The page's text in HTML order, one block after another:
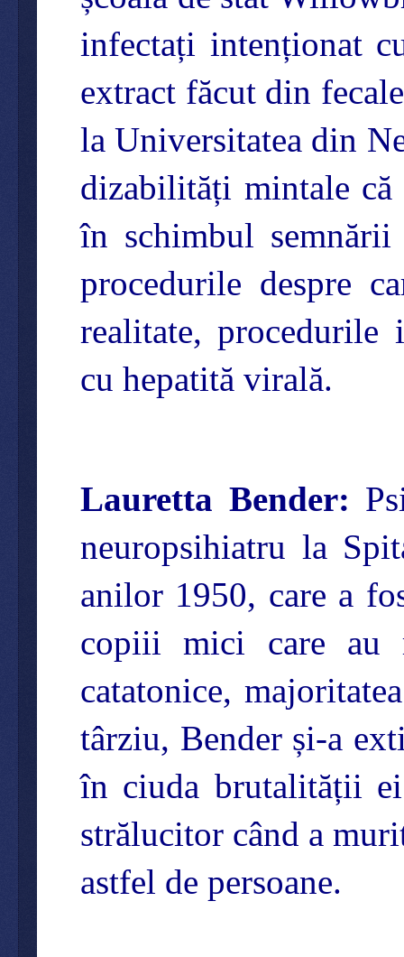
infectați intenționat
extract făcut din
la Universitatea din
dizabilități mintale
în schimbul
procedurile despre
realitate, procedurile
cu hepatită virală.
Lauretta Bender:
neuropsihiatru la
anilor 1950, care a
copiii mici care au
catatonice,
târziu, Bender și-a
în ciuda brutalității
strălucitor când a
astfel de persoane.